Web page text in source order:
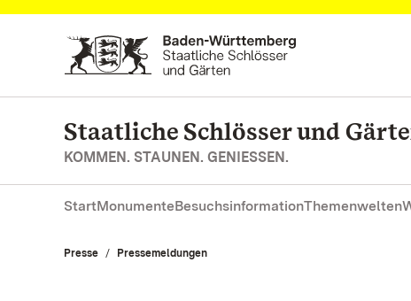
Zum Hauptinhalt springen
Staatliche Schlösser und
KOMMEN. STAUNEN. GENIESSEN.
StartMonumenteBesuchsinformationThemenwelten
Presse Pressemeldungen